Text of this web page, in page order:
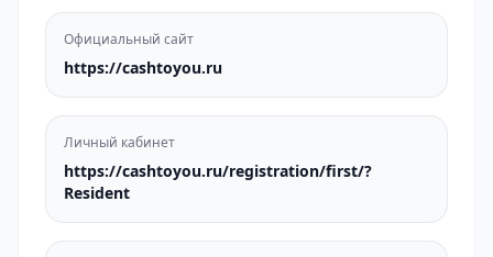
Официальный сайт
https://cashtoyou.ru
Личный кабинет
https://cashtoyou.ru/registration/first/?
Resident